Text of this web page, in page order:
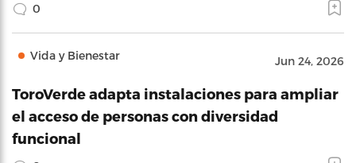
0
Vida y Bienestar Jun 24, 2026
ToroVerde adapta instalaciones para ampliar
el acceso de personas con diversidad
funcional